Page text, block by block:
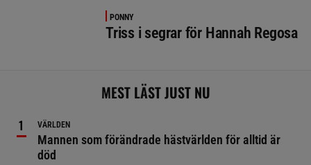
PONNY
Triss i segrar för Hannah Regosa
MEST LÄST JUST NU
VÄRLDEN
Mannen som förändrade hästvärlden för alltid är
död